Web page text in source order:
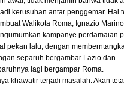
kerusuhan antar penggemar. Hal
Walikota Roma, Ignazio
kampanye perdamaian
pekan lalu, dengan
separuh bergambar Lazio dan
lagi bergampar Roma.
khawatir terjadi masalah. Akan